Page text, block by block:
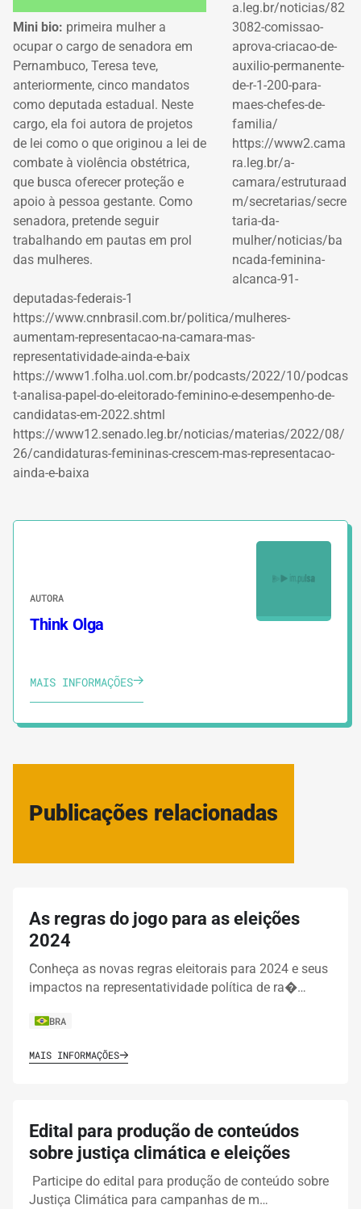
Mini bio: primeira mulher a
ocupar o cargo de senadora em
Pernambuco, Teresa teve,
anteriormente, cinco mandatos
como deputada estadual. Neste
cargo, ela foi autora de projetos
de lei como o que originou a lei de
combate à violência obstétrica,
que busca oferecer proteção e
apoio à pessoa gestante. Como
senadora, pretende seguir
trabalhando em pautas em prol
das mulheres.
a.leg.br/noticias/82
3082-comissao-
aprova-criacao-de-
auxilio-permanente-
de-r-1-200-para-
maes-chefes-de-
familia/
https://www2.cama
ra.leg.br/a-
camara/estruturaad
m/secretarias/secre
taria-da-
mulher/noticias/ba
ncada-feminina-
alcanca-91-
deputadas-federais-1
https://www.cnnbrasil.com.br/politica/mulheres-
aumentam-representacao-na-camara-mas-
representatividade-ainda-e-baix
https://www1.folha.uol.com.br/podcasts/2022/10/podcas
t-analisa-papel-do-eleitorado-feminino-e-desempenho-de-
candidatas-em-2022.shtml
https://www12.senado.leg.br/noticias/materias/2022/08/
26/candidaturas-femininas-crescem-mas-representacao-
ainda-e-baixa
AUTORA
Think Olga
MAIS INFORMAÇÕES
Publicações relacionadas
As regras do jogo para as eleições
2024
Conheça as novas regras eleitorais para 2024 e seus
impactos na representatividade política de ra�…
BRA
MAIS INFORMAÇÕES
Edital para produção de conteúdos
sobre justiça climática e eleições
Participe do edital para produção de conteúdo sobre
Justiça Climática para campanhas de m…